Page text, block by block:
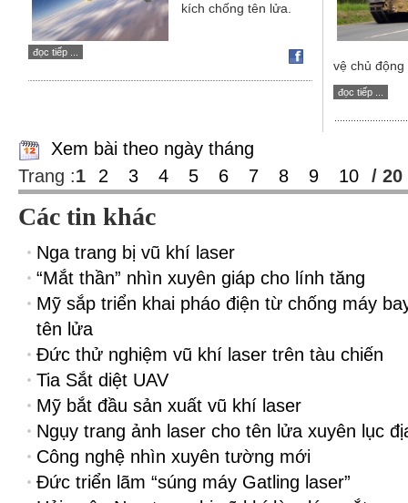
kích chống tên lửa.
đọc tiếp ...
vệ chủ động
đọc tiếp ...
Xem bài theo ngày tháng
Trang :1 2 3 4 5 6 7 8 9 10 / 20
Các tin khác
Nga trang bị vũ khí laser
“Mắt thần” nhìn xuyên giáp cho lính tăng
Mỹ sắp triển khai pháo điện từ chống máy
tên lửa
Đức thử nghiệm vũ khí laser trên tàu chiến
Tia Sắt diệt UAV
Mỹ bắt đầu sản xuất vũ khí laser
Ngụy trang ảnh laser cho tên lửa xuyên lục
Công nghệ nhìn xuyên tường mới
Đức triển lãm “súng máy Gatling laser”